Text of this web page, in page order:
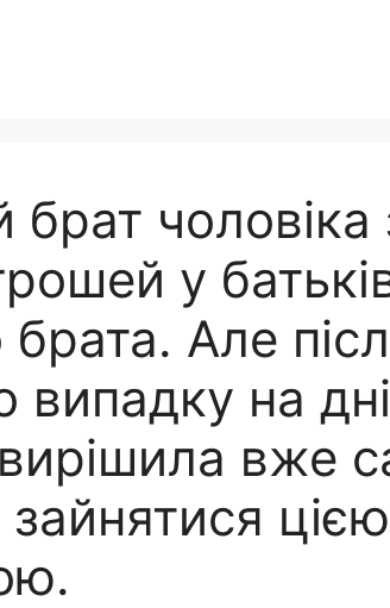
брат чоловіка
у
Але
випадку на
вже
цією